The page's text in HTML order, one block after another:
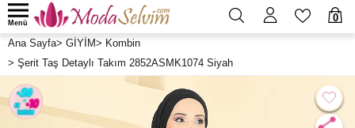
0
Menü
Ana Sayfa> GİYİM> Kombin
> Şerit Taş Detaylı Takım 2852ASMK1074 Siyah